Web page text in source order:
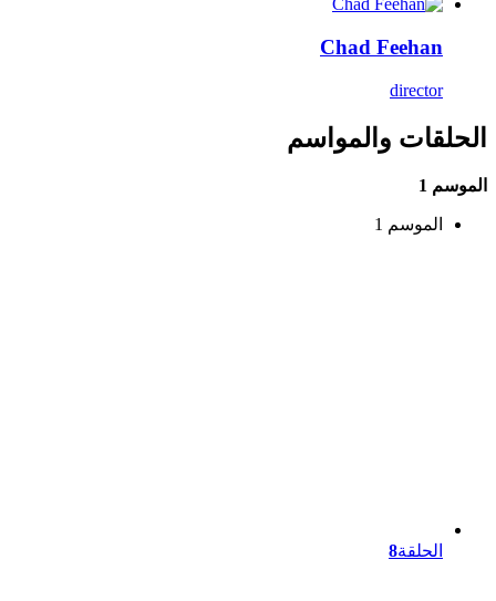
Chad Feehan
director
الحلقات والمواسم
الموسم 1
الموسم 1
الحلقة8